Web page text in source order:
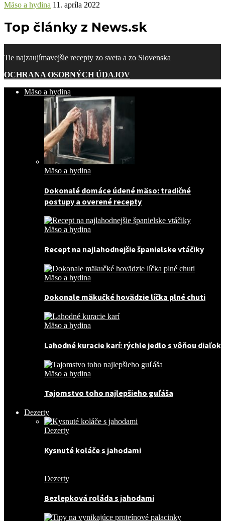
Mäso a hydina 11. apríla 2022
Top články z News.sk
Tie najzaujímavejšie recepty zo sveta a zo Slovenska
OCHRANA OSOBNÝCH ÚDAJOV
Mäso a hydina
Mäso a hydina
Dokonalé domáce údené mäso: tradičné
postupy a overené recepty
Mäso a hydina
Recept na najlahodnejšie španielske vtáčiky
Mäso a hydina
Dokonale mäkučké hovädzie líčka plné chuti
Mäso a hydina
Lahodné kuracie karí: rýchle jedlo s vôňou diaľok
Mäso a hydina
Tajomstvo toho najlepšieho guľáša
Dezerty
Dezerty
Kysnuté koláče s jahodami
Dezerty
Bezlepková roláda s jahodami